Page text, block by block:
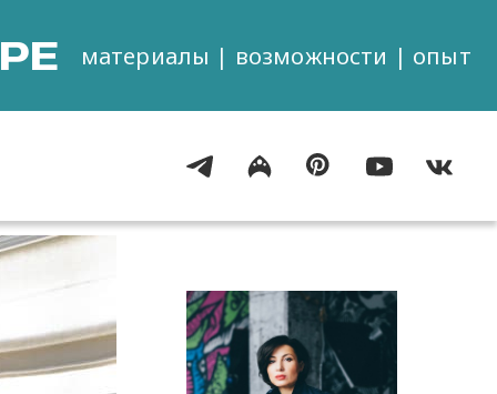
материалы | возможности | опыт